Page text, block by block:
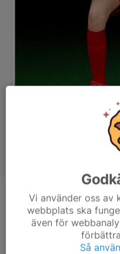
Position
-
10 år
Vi använder oss
webbplats ska
även för
Så